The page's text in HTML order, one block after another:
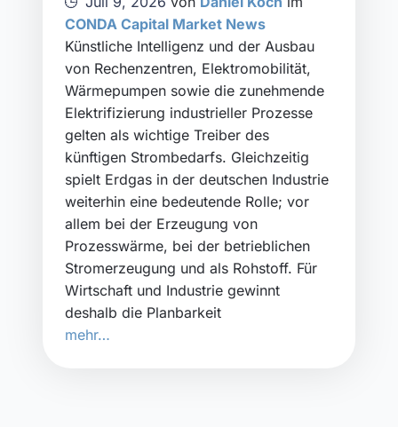
CONDA Capital Market News
Künstliche Intelligenz und der Ausbau
von Rechenzentren, Elektromobilität,
Wärmepumpen sowie die zunehmende
Elektrifizierung industrieller Prozesse
gelten als wichtige Treiber des
künftigen Strombedarfs. Gleichzeitig
spielt Erdgas in der deutschen Industrie
weiterhin eine bedeutende Rolle; vor
allem bei der Erzeugung von
Prozesswärme, bei der betrieblichen
Stromerzeugung und als Rohstoff. Für
Wirtschaft und Industrie gewinnt
deshalb die Planbarkeit
mehr…